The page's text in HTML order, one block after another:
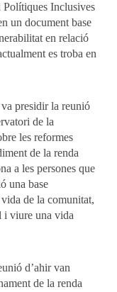
Polítiques Inclusives
un document base
en relació
es troba en
presidir la reunió
de la
les reformes
de la renda
a les persones que
una base
de la comunitat,
i viure una vida
d’ahir van
de la renda